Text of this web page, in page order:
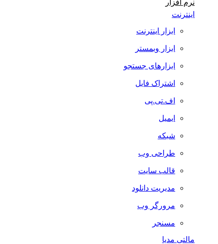
نرم افزار
اینترنت
ابزار اینترنت
ابزار وبمستر
ابزارهای جستجو
اشتراک فایل
اف.تی.پی
ایمیل
شبکه
طراحی وب
قالب سایت
مدیریت دانلود
مرورگر وب
مسنجر
مالتی مدیا